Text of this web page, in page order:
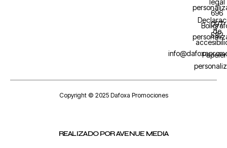
de
696
097
582
Copyright © 2025 Dafoxa Promociones
REALIZADO POR AVENUE MEDIA